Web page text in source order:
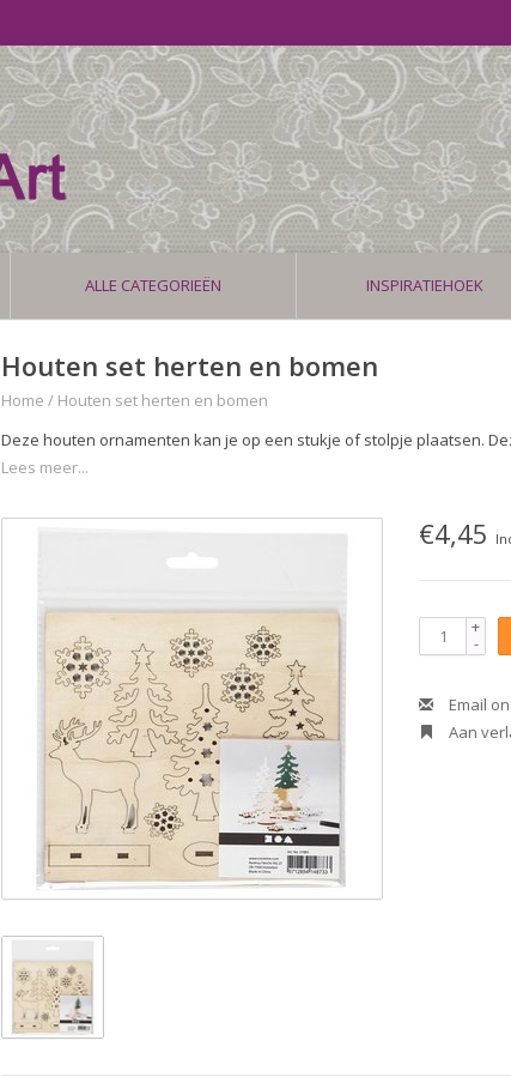
ALLE CATEGORIEËN INSPIRATIEHOEK
Houten set herten en bomen
Home / Houten set herten en bomen
Deze houten ornamenten kan je op een stukje of stolpje plaatsen.
Lees meer...
€4,45
+
-
Email
Aan